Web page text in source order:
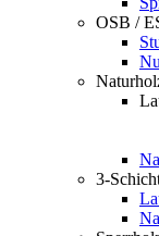
OSB /
3-